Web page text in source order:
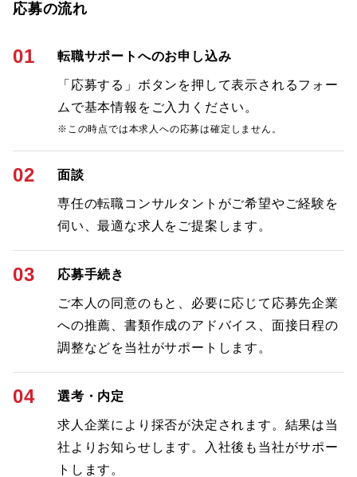
応募の流れ
01 転職サポートへのお申し込み
「応募する」ボタンを押して表示されるフォー
ムで基本情報をご入力ください。
※この時点では本求人への応募は確定しません。
02 面談
専任の転職コンサルタントがご希望やご経験を
伺い、最適な求人をご提案します。
03 応募手続き
ご本人の同意のもと、必要に応じて応募先企業
への推薦、書類作成のアドバイス、面接日程の
調整などを当社がサポートします。
04 選考・内定
求人企業により採否が決定されます。結果は当
社よりお知らせします。入社後も当社がサポー
トします。